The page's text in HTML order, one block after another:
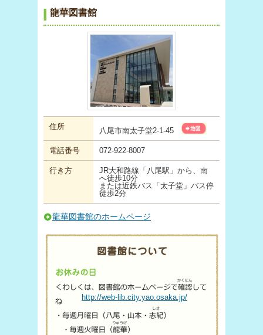
龍華図書館
住所 八尾市南太子堂2-1-45
電話番号 072-922-8007
行き方
JR大和路線「八尾駅」から、南
へ徒歩10分
または近鉄バス「太子堂」バス停
徒歩2分
龍華図書館のホームページ
http://web-lib.city.yao.osaka.jp/